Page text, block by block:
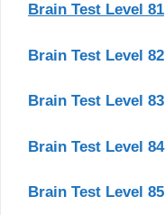
Brain Test Level 81
Brain Test Level 82
Brain Test Level 83
Brain Test Level 84
Brain Test Level 85